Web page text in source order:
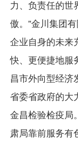
力、负责任的世
傲。”金川集团
企业自身的未来
快、更便捷地服
昌市外向型经济
省委省政府的大
金昌检验检疫局
肃局靠前服务有